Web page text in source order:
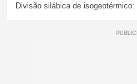
Divisão silábica de isogeotérmico: